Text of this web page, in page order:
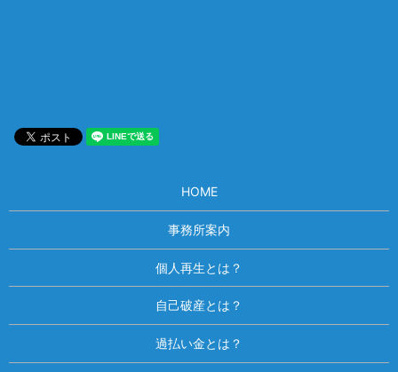
HOME
事務所案内
個人再生とは？
自己破産とは？
過払い金とは？